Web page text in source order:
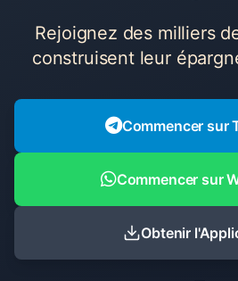
Rejoignez des milliers
construisent leur
Commencer sur
Commencer sur
Obtenir